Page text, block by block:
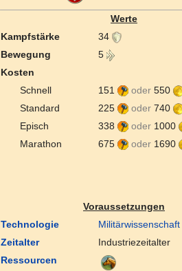
Werte
Kampfstärke
34
Bewegung
5
Kosten
Schnell
151 oder 550
Standard
225 oder 740
Episch
338 oder 1000
Marathon
675 oder 1690
Voraussetzungen
Technologie
Militärwissenschaft
Zeitalter
Industriezeitalter
Ressourcen